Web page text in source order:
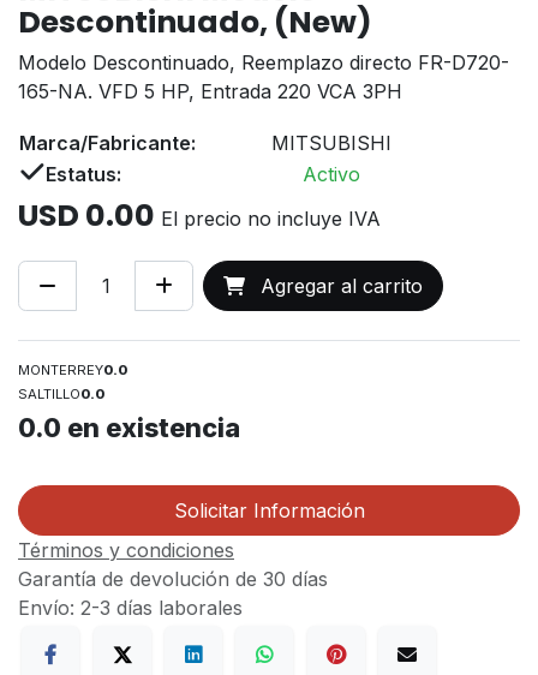
Descontinuado, (New)
Modelo Descontinuado, Reemplazo directo FR-D720-
165-NA. VFD 5 HP, Entrada 220 VCA 3PH
Marca/Fabricante:
MITSUBISHI
Estatus:
Activo
USD 0.00 El precio no incluye IVA
Agregar al carrito
MONTERREY0.0
SALTILLO0.0
0.0 en existencia
Solicitar Información
Términos y condiciones
Garantía de devolución de 30 días
Envío: 2-3 días laborales